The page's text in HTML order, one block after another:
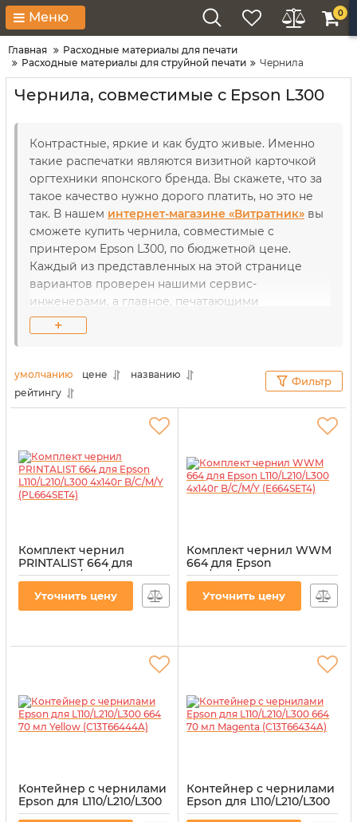
Меню 0
Главная
Расходные материалы для печати
Расходные материалы для струйной печати
Чернила
Чернила, совместимые с Epson L300
Контрастные, яркие и как будто живые. Именно
такие распечатки являются визитной карточкой
оргтехники японского бренда. Вы скажете, что за
такое качество нужно дорого платить, но это не
так. В нашем интернет-магазине «Витратник» вы
сможете купить чернила, совместимые с
принтером Epson L300, по бюджетной цене.
Каждый из представленных на этой странице
вариантов проверен нашими сервис-
инженерами, а главное, печатающими
устройствами. Так что совместимость нашей
продукции гарантирована не на словах, а на деле.
альтернативных расходных материалов
оргтехника все равно будет работать без
перебоев и с максимальной отдачей. Для наших
клиентов мы выбираем только проверенное
+
умолчанию цене
названию
рейтингу
Фильтр
Комплект чернил
PRINTALIST 664 для
Epson L110/L210/L300
(PL664SET4)
Уточнить цену
Комплект чернил WWM
664 для Epson
L110/L210/L300 4х140г
E664SET4
Уточнить цену
Контейнер с чернилами
Epson для L110/L210/L300
664 70 мл Yellow
Контейнер с чернилами
Epson для L110/L210/L300
664 70 мл Magenta